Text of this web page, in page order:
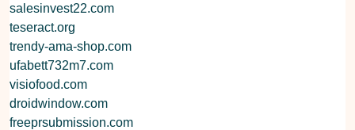
salesinvest22.com
teseract.org
trendy-ama-shop.com
ufabett732m7.com
visiofood.com
droidwindow.com
freeprsubmission.com